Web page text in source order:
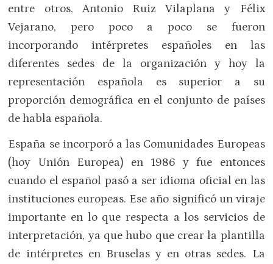
entre otros, Antonio Ruiz Vilaplana y Félix
Vejarano, pero poco a poco se fueron
incorporando intérpretes españoles en las
diferentes sedes de la organización y hoy la
representación española es superior a su
proporción demográfica en el conjunto de países
de habla española.
España se incorporó a las Comunidades Europeas
(hoy Unión Europea) en 1986 y fue entonces
cuando el español pasó a ser idioma oficial en las
instituciones europeas. Ese año significó un viraje
importante en lo que respecta a los servicios de
interpretación, ya que hubo que crear la plantilla
de intérpretes en Bruselas y en otras sedes. La